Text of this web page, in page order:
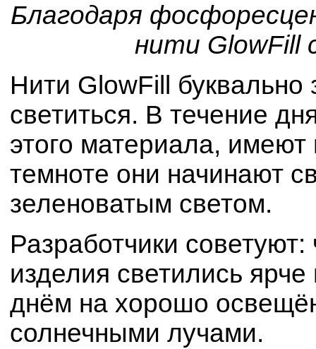
Благодаря
нити GlowFill
Нити GlowFill буквально
светиться. В течение
этого материала,
темноте они начинают
зеленоватым светом.
Разработчики
изделия светились
днём на хорошо
солнечными лучами.